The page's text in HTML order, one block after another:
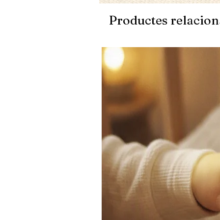
Productes